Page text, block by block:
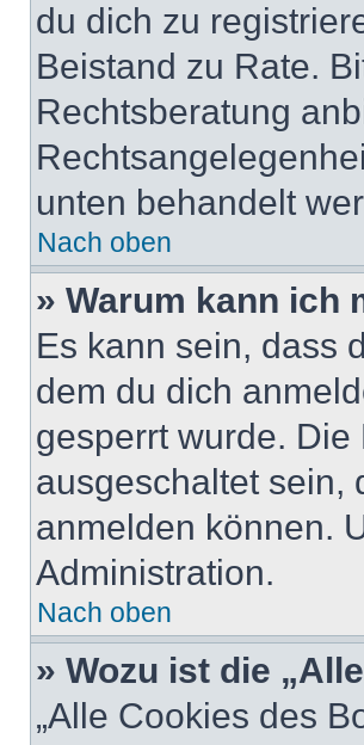
du dich zu
Beistand zu Rate.
Rechtsberatung
unten behandelt
Nach oben
» Warum kann ich
Es kann sein, dass
dem du dich
gesperrt wurde.
ausgeschaltet sein,
anmelden können.
Administration.
Nach oben
» Wozu ist die
„Alle Cookies des